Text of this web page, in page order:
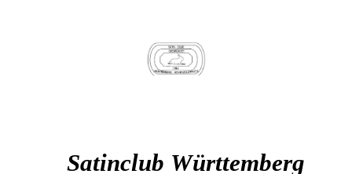
Satinclub Württemberg